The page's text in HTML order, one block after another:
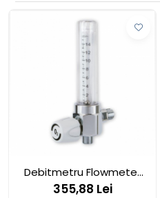
Debitmetru Flowmeter
RS vertical cu bila
355,88 Lei